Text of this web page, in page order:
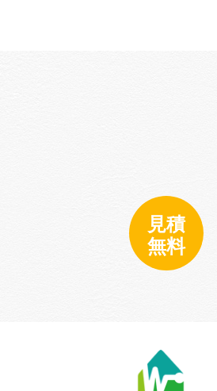
見積
無料